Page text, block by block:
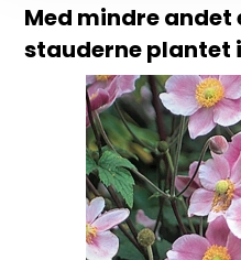
Med mindre
stauderne plantet